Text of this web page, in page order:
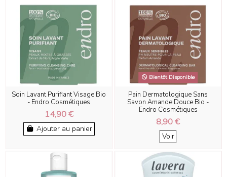
Soin Lavant Purifiant Visage Bio
- Endro Cosmétiques
14,90 €
Ajouter au panier
Bientôt Disponible
Pain Dermatologique Sans
Savon Amande Douce Bio -
Endro Cosmétiques
8,90 €
Voir